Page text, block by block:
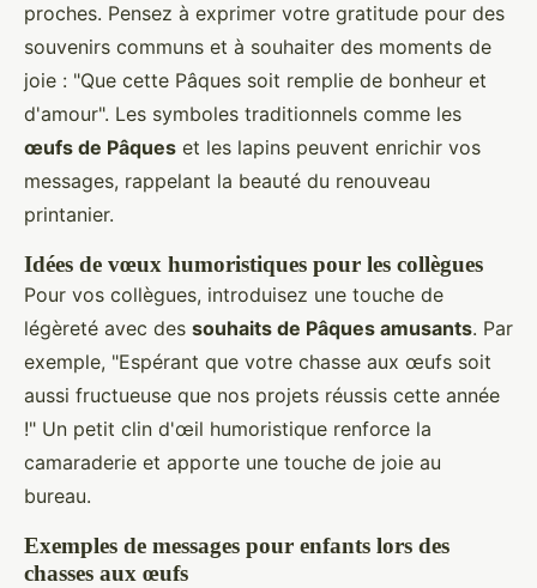
proches. Pensez à exprimer votre gratitude pour des
souvenirs communs et à souhaiter des moments de
joie : "Que cette Pâques soit remplie de bonheur et
d'amour". Les symboles traditionnels comme les
œufs de Pâques et les lapins peuvent enrichir vos
messages, rappelant la beauté du renouveau
printanier.
Idées de vœux humoristiques pour les collègues
Pour vos collègues, introduisez une touche de
légèreté avec des souhaits de Pâques amusants. Par
exemple, "Espérant que votre chasse aux œufs soit
aussi fructueuse que nos projets réussis cette année
!" Un petit clin d'œil humoristique renforce la
camaraderie et apporte une touche de joie au
bureau.
Exemples de messages pour enfants lors des
chasses aux œufs